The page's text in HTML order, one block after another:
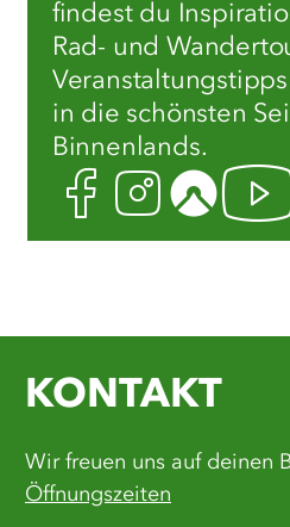
findest du
Rad- und
in die schönsten
Binnenlands.
FacebookInstagram
Komoot
KONTAKT
Wir freuen uns auf deinen
Öffnungszeiten